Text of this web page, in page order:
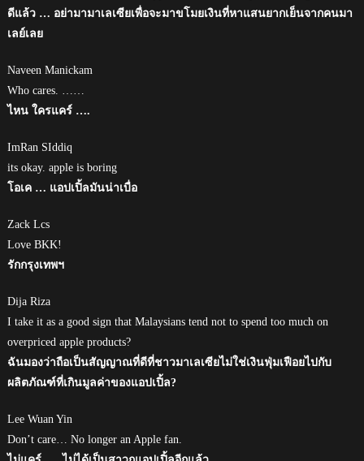
ดีแล้ว … อย่ามามาเลเซียเพื่อจะมาขโมยเงินที่หาแสนยากเย็นจากคนมา
เลย์เลย
Naveen Manickam
Who cares. ……
ไหน ใครแคร์ ….
ImRan SIddiq
its okay. apple is boring
โอเค … แอปเปิ้ลมันน่าเบื่อ
Zack Lcs
Love BKK!
รักกรุงเทพฯ
Dija Riza
I take it as a good sign that Malaysians tend not to spend too much on
overpriced apple products?
ฉันมองว่าถือเป็นสัญญาณที่ดีที่ชาวมาเลเซียไม่ใช่เงินฟุ่มเฟือยไปกับ
ผลิตภัณฑ์ที่เกินมูลค่าของแอปเปิ้ล?
Lee Wuan Yin
Don’t care… No longer an Apple fan.